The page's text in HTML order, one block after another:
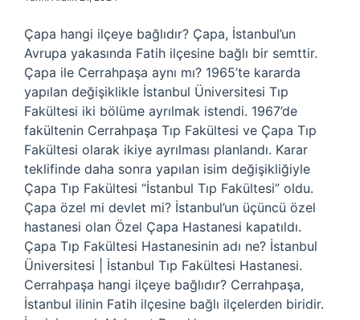
Çapa hangi ilçeye bağlıdır? Çapa, İstanbul’un
Avrupa yakasında Fatih ilçesine bağlı bir semttir.
Çapa ile Cerrahpaşa aynı mı? 1965’te kararda
yapılan değişiklikle İstanbul Üniversitesi Tıp
Fakültesi iki bölüme ayrılmak istendi. 1967’de
fakültenin Cerrahpaşa Tıp Fakültesi ve Çapa Tıp
Fakültesi olarak ikiye ayrılması planlandı. Karar
teklifinde daha sonra yapılan isim değişikliğiyle
Çapa Tıp Fakültesi “İstanbul Tıp Fakültesi” oldu.
Çapa özel mi devlet mi? İstanbul’un üçüncü özel
hastanesi olan Özel Çapa Hastanesi kapatıldı.
Çapa Tıp Fakültesi Hastanesinin adı ne? İstanbul
Üniversitesi | İstanbul Tıp Fakültesi Hastanesi.
Cerrahpaşa hangi ilçeye bağlıdır? Cerrahpaşa,
İstanbul ilinin Fatih ilçesine bağlı ilçelerden biridir.